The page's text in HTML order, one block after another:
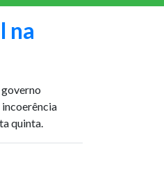
na
incoerência
quinta.